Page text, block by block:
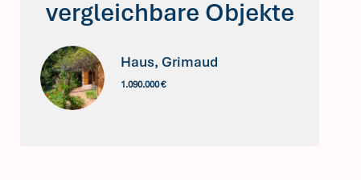
vergleichbare Objekte
Haus, Grimaud
1.090.000 €